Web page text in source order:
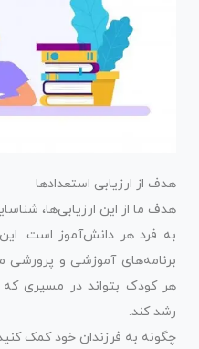
هدف از ارزیابی استعدادها
هدف ما از این ارزیابی‌ها،
به فرد هر دانش‌آموز است.
برنامه‌های آموزشی و پرورشی
هر کودک بتواند در مسیری
رشد کند.
چگونه به فرزندان خود کمک